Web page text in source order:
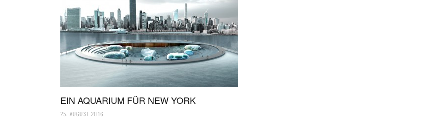
EIN AQUARIUM FÜR NEW YORK
25. AUGUST 2016